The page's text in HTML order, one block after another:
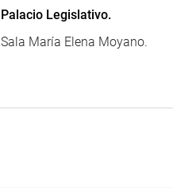
Palacio Legislativo.
Sala María Elena Moyano.